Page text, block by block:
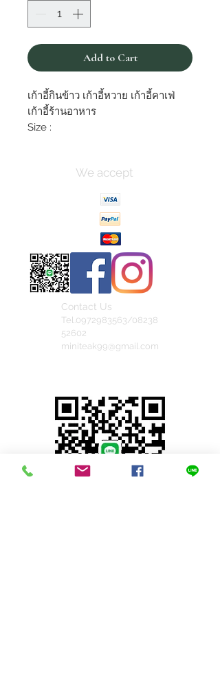
Add to Cart
เก้าอี้กินข้าว เก้าอี้หวาย เก้าอี้คาเฟ่
เก้าอี้ร้านอาหาร
Size :
We accept
Contact Us
Tel.0972983563/08238
52602
miniteak99@gmail.com